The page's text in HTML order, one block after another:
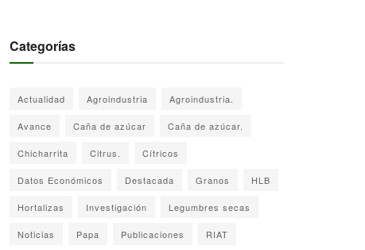
Categorías
Actualidad Agroindustria Agroindustria.
Avance Caña de azúcar Caña de azúcar.
Chicharrita Citrus. Cítricos
Datos Económicos Destacada Granos HLB
Hortalizas Investigación Legumbres secas
Noticias Papa Publicaciones RIAT